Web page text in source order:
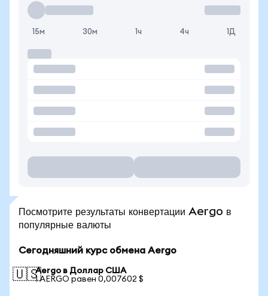
15м 30м 1ч 4ч 1Д
Посмотрите результаты конвертации Aergo в
популярные валюты
Сегодняшний курс обмена Aergo
🇺🇸Aergo в Доллар США
1 AERGO равен 0,007602 $